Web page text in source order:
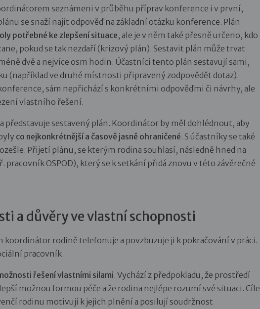
seznámeni v průběhu příprav konference i v první,
se snaží najít odpověď na základní otázku konference. Plán
potřebné ke zlepšení situace, ale je v něm také přesně určeno, kdo
pokud se tak nezdaří (krizový plán). Sestavit plán může trvat
dvě a nejvíce osm hodin. Účastníci tento plán sestavují sami,
(například ve druhé místnosti připravený zodpovědět dotaz).
sám nepřichází s konkrétními odpověďmi či návrhy, ale
vlastního řešení.
představuje sestavený plán. Koordinátor by měl dohlédnout, aby
co nejkonkrétnější a časově jasně ohraničené. S účastníky se také
Přijetí plánu, se kterým rodina souhlasí, následně hned na
pracovník OSPOD), který se k setkání přidá znovu v této závěrečné
a důvěry ve vlastní schopnosti
koordinátor rodině telefonuje a povzbuzuje ji k pokračování v práci.
pracovník.
řešení vlastními silami. Vychází z předpokladu, že prostředí
možnou formou péče a že rodina nejlépe rozumí své situaci. Cíle
rodinu motivují k jejich plnění a posilují soudržnost